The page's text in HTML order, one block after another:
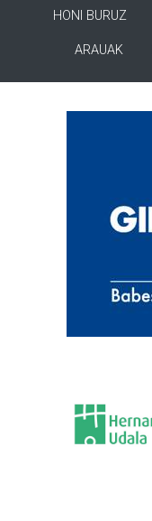
HONI BURUZ
ARAUAK